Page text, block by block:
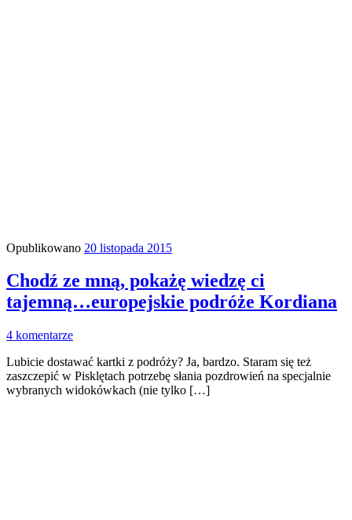
Opublikowano 20 listopada 2015
Chodź ze mną, pokażę wiedzę ci
tajemną…europejskie podróże Kordiana
4 komentarze
Lubicie dostawać kartki z podróży? Ja, bardzo. Staram się też
zaszczepić w Pisklętach potrzebę słania pozdrowień na specjalnie
wybranych widokówkach (nie tylko […]